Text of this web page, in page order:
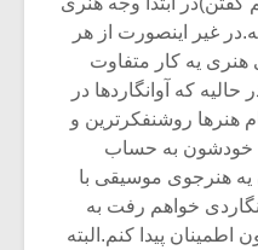
غیر اینصورت از هر
یه کار متفاوت
که آوانگاردها در
هنرها روشنفکرترین و
خودشون به حساب
یه هنرجوی موسیقی با
خواهم رفت به
پیدا کنم.البته